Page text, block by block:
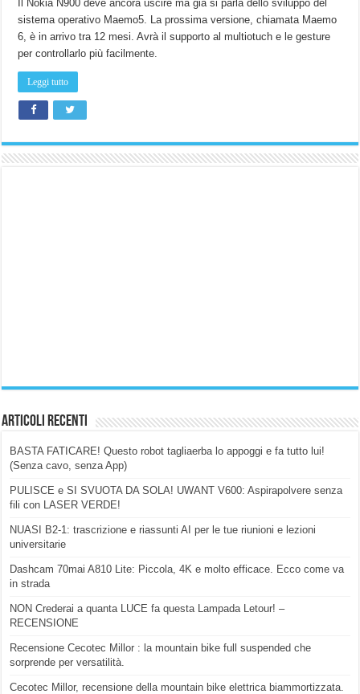
Il Nokia N900 deve ancora uscire ma già si parla dello sviluppo del
sistema operativo Maemo5. La prossima versione, chiamata Maemo
6, è in arrivo tra 12 mesi. Avrà il supporto al multiotuch e le gesture
per controllarlo più facilmente.
Leggi tutto
Articoli Recenti
BASTA FATICARE! Questo robot tagliaerba lo appoggi e fa tutto lui!
(Senza cavo, senza App)
PULISCE e SI SVUOTA DA SOLA! UWANT V600: Aspirapolvere senza
fili con LASER VERDE!
NUASI B2-1: trascrizione e riassunti AI per le tue riunioni e lezioni
universitarie
Dashcam 70mai A810 Lite: Piccola, 4K e molto efficace. Ecco come va
in strada
NON Crederai a quanta LUCE fa questa Lampada Letour! –
RECENSIONE
Recensione Cecotec Millor : la mountain bike full suspended che
sorprende per versatilità.
Cecotec Millor, recensione della mountain bike elettrica biammortizzata.